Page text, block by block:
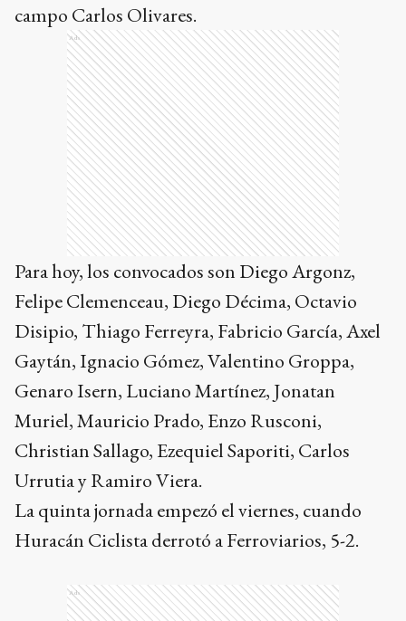
campo Carlos Olivares.
Ads
Para hoy, los convocados son Diego Argonz,
Felipe Clemenceau, Diego Décima, Octavio
Disipio, Thiago Ferreyra, Fabricio García, Axel
Gaytán, Ignacio Gómez, Valentino Groppa,
Genaro Isern, Luciano Martínez, Jonatan
Muriel, Mauricio Prado, Enzo Rusconi,
Christian Sallago, Ezequiel Saporiti, Carlos
Urrutia y Ramiro Viera.
La quinta jornada empezó el viernes, cuando
Huracán Ciclista derrotó a Ferroviarios, 5-2.
Ads